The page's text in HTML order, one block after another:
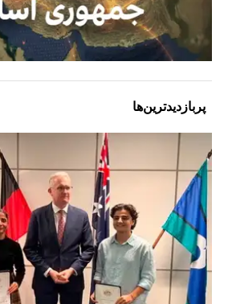
پربازدیدترین‌ها